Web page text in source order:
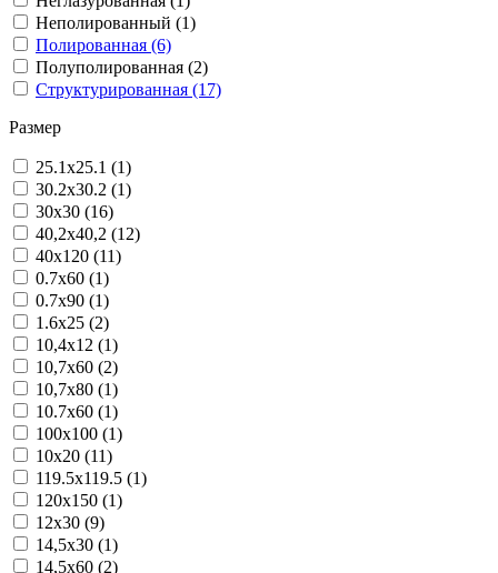
Неполированный (1)
Полированная (6)
Полуполированная (2)
Структурированная (17)
Размер
25.1x25.1 (1)
30.2x30.2 (1)
30x30 (16)
40,2x40,2 (12)
40x120 (11)
0.7x60 (1)
0.7x90 (1)
1.6x25 (2)
10,4x12 (1)
10,7x60 (2)
10,7x80 (1)
10.7x60 (1)
100x100 (1)
10x20 (11)
119.5x119.5 (1)
120x150 (1)
12x30 (9)
14,5x30 (1)
14,5x60 (2)